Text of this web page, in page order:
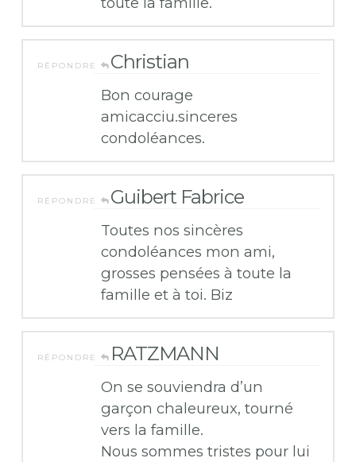
RÉPONDRE Christian
Bon courage
amicacciu.sinceres
condoléances.
RÉPONDRE Guibert Fabrice
Toutes nos sincères
condoléances mon ami,
grosses pensées à toute la
famille et à toi. Biz
RÉPONDRE RATZMANN
On se souviendra d’un
garçon chaleureux, tourné
vers la famille.
Nous sommes tristes pour lui